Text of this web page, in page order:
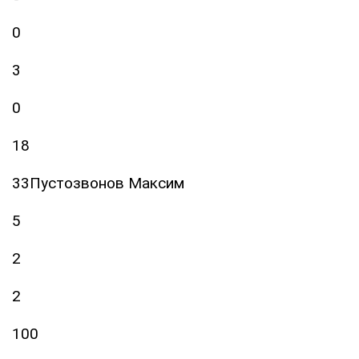
0
3
0
18
33Пустозвонов Максим
5
2
2
100